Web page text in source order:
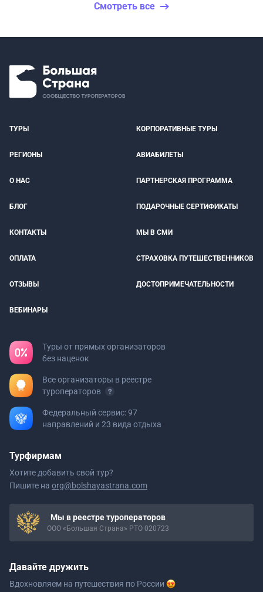
Смотреть все
ТУРЫ КОРПОРАТИВНЫЕ ТУРЫ
РЕГИОНЫ АВИАБИЛЕТЫ
О НАС ПАРТНЕРСКАЯ ПРОГРАММА
БЛОГ ПОДАРОЧНЫЕ СЕРТИФИКАТЫ
КОНТАКТЫ МЫ В СМИ
ОПЛАТА СТРАХОВКА ПУТЕШЕСТВЕННИКОВ
ОТЗЫВЫ ДОСТОПРИМЕЧАТЕЛЬНОСТИ
ВЕБИНАРЫ
Туры от прямых организаторов
без наценок
Все организаторы в реестре
туроператоров
Федеральный сервис: 97
направлений и 23 вида отдыха
Турфирмам
Хотите добавить свой тур?
Пишите на org@bolshayastrana.com
Мы в реестре туроператоров
ООО «Большая Страна» РТО 020723
Давайте дружить
Вдохновляем на путешествия по России